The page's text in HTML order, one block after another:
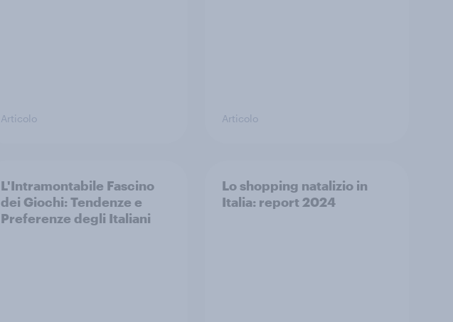
Articolo Articolo
L'Intramontabile Fascino
dei Giochi: Tendenze e
Preferenze degli Italiani
Lo shopping natalizio in
Italia: ​report 2024​